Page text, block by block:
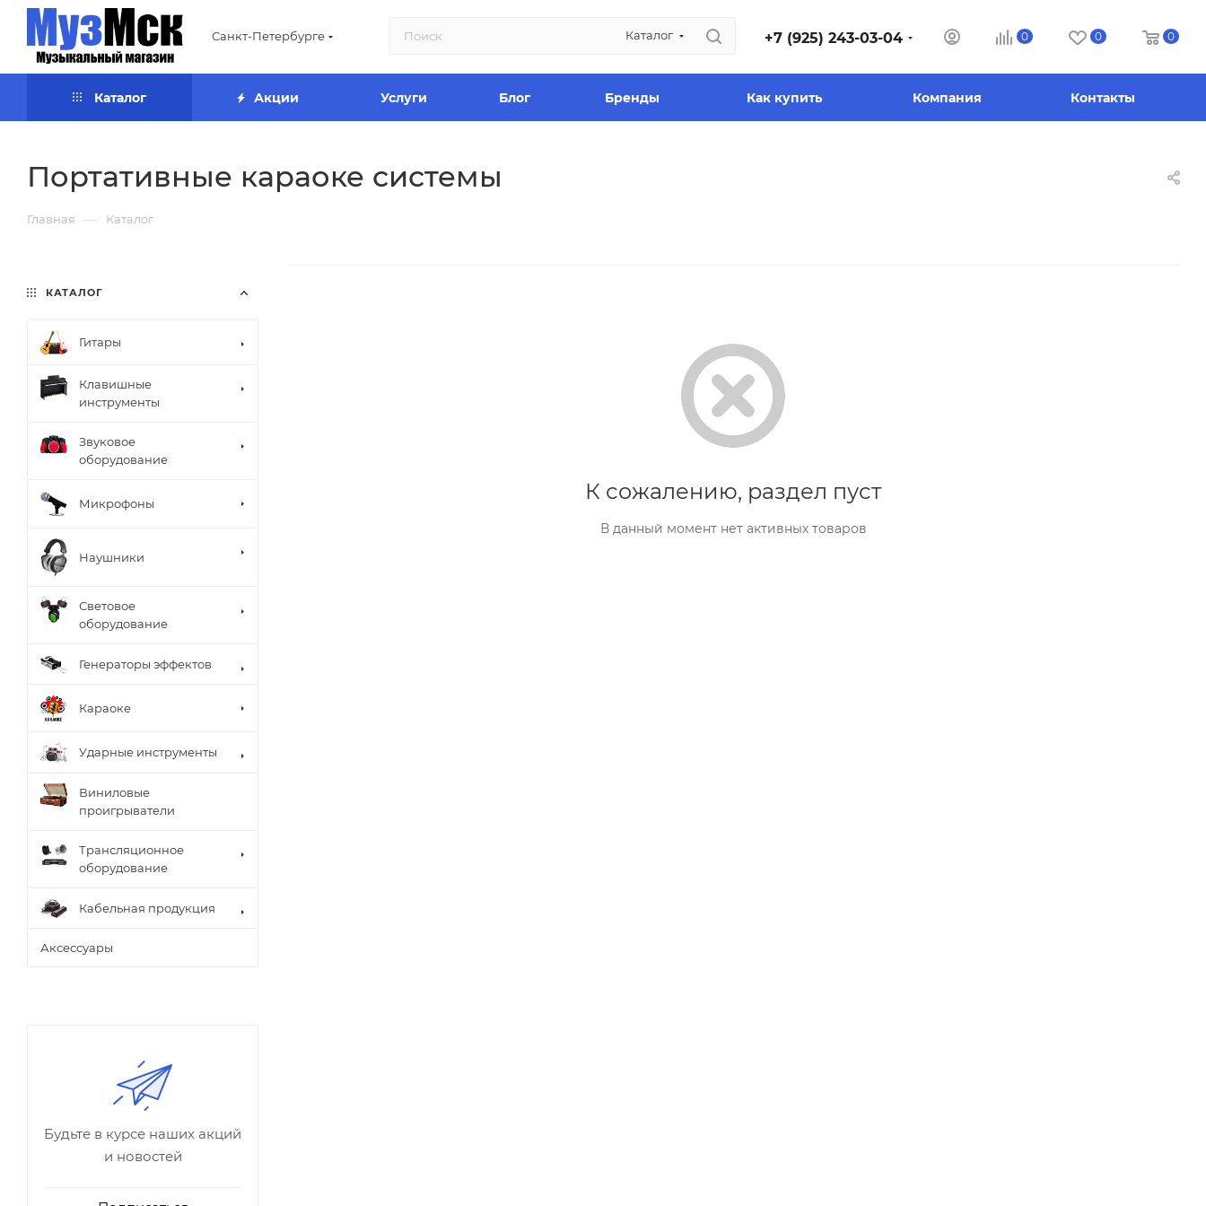
Санкт-Петербурге Каталог +7 (925) 243-03-04 0 0 0
Каталог Акции Услуги Блог Бренды Как купить Компания Контакты
Портативные караоке системы
Главная — Каталог
К сожалению, раздел пуст
В данный момент нет активных товаров
КАТАЛОГ
Гитары
Клавишные
инструменты
Звуковое
оборудование
Микрофоны
Наушники
Световое
оборудование
Генераторы эффектов
Караоке
Ударные инструменты
Виниловые
проигрыватели
Трансляционное
оборудование
Кабельная продукция
Аксессуары
Будьте в курсе наших акций
и новостей